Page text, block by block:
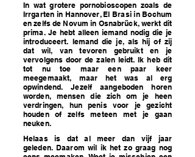
In wat grotere pornobioscopen zoals de
Irrgarten in Hannover, El Brasi in Bochum
en zelfs de Novum in Osnabrück, werkt dit
prima. Je hebt alleen iemand nodig die je
introduceert. Iemand die je, als hij of zij
dat wil, van tevoren gebruikt en je
vervolgens door de zalen leidt. Ik heb dit
tot nu toe maar een paar keer
meegemaakt, maar het was al erg
opwindend. Jezelf aangeboden horen
worden, mensen die zich om je heen
verdringen, hun penis voor je gezicht
houden of zelfs meteen met je gaan
neuken.
Helaas is dat al meer dan vijf jaar
geleden. Daarom wil ik het zo graag nog